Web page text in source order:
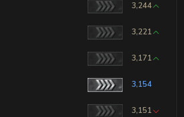
3,244
3,221
3,171
3,154
3,151